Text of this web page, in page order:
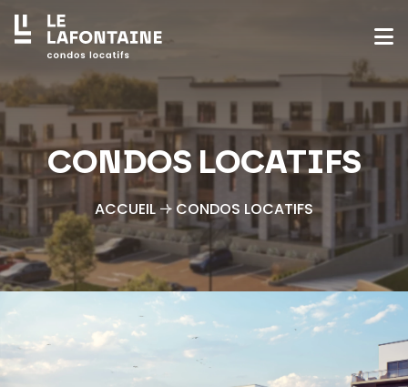
CONDOS LOCATIFS
ACCUEIL → CONDOS LOCATIFS